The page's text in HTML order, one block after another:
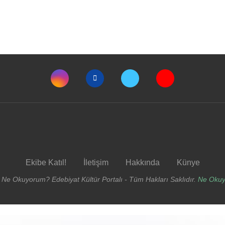
Ekibe Katıl! İletişim Hakkında Künye
Okuyorum? Edebiyat Kültür Portalı - Tüm Hakları Saklıdır. Ne